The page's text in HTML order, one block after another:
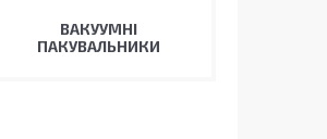
ВАКУУМНІ
ПАКУВАЛЬНИКИ